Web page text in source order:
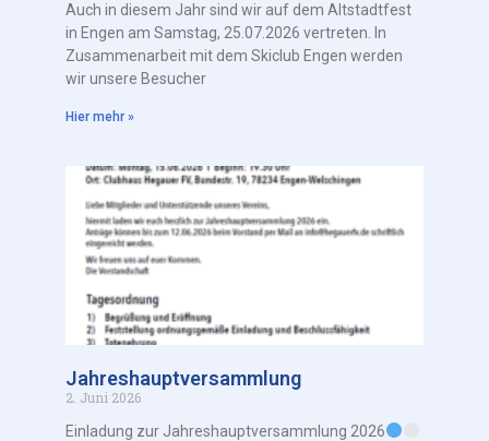
Auch in diesem Jahr sind wir auf dem Altstadtfest
in Engen am Samstag, 25.07.2026 vertreten. In
Zusammenarbeit mit dem Skiclub Engen werden
wir unsere Besucher
Hier mehr »
Jahreshauptversammlung
2. Juni 2026
Einladung zur Jahreshauptversammlung 2026